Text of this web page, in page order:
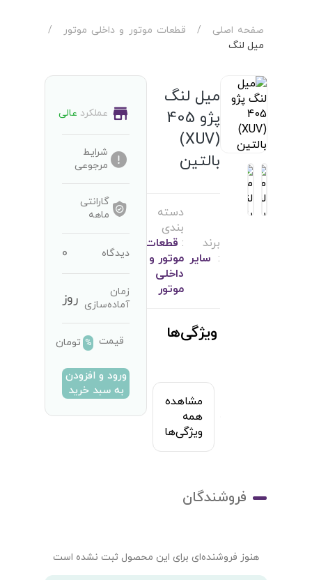
صفحه اصلی / قطعات موتور و داخلی موتور
/
میل لنگ
میل لنگ
پژو 405
(XUV)
بالتین
برند
: سایر
دسته
بندی
: قطعات
موتور و
داخلی
موتور
ویژگی‌ها
مشاهده
همه
ویژگی‌ها
عملکرد عالی
شرایط
مرجوعی
گارانتی
ماهه
دیدگاه 0
زمان
آماده‌سازی روز
قیمت % تومان
ورود و افزودن
به سبد خرید
فروشندگان
هنوز فروشنده‌ای برای این محصول ثبت نشده است